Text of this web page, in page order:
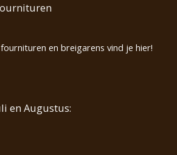
en breigarens vind je hier!
en Augustus: